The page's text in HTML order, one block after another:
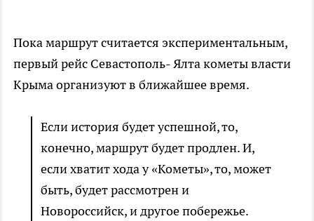
Пока маршрут считается экспериментальным,
первый рейс Севастополь- Ялта кометы власти
Крыма организуют в ближайшее время.
Если история будет успешной, то,
конечно, маршрут будет продлен. И,
если хватит хода у «Кометы», то, может
быть, будет рассмотрен и
Новороссийск, и другое побережье.